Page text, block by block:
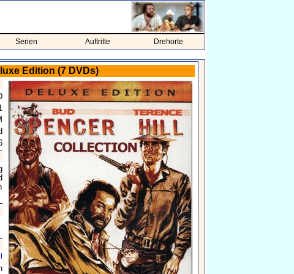
Serien Auftritte Drehorte
Edition (7 DVDs)